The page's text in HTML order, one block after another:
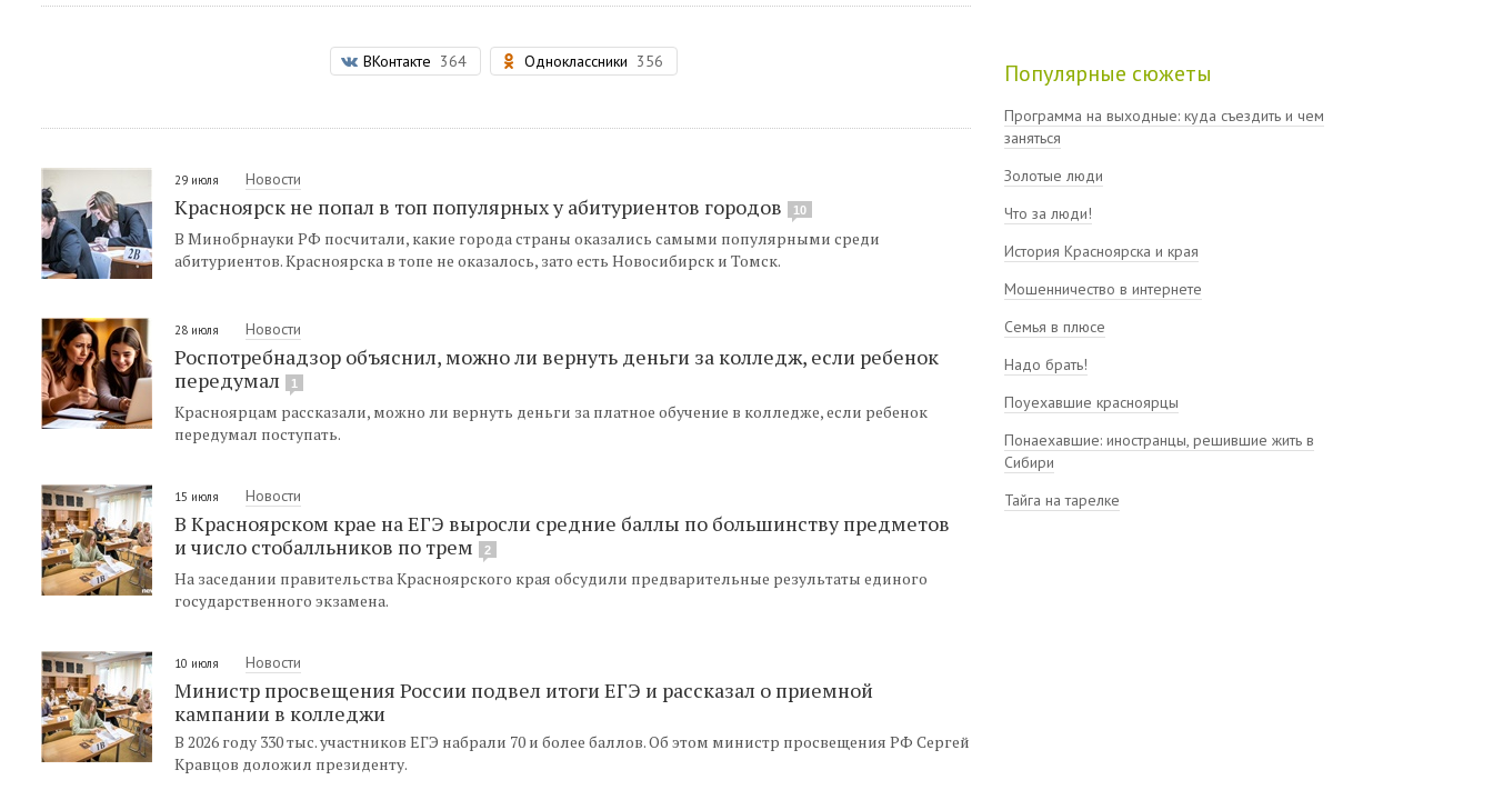
ВКонтакте 364 Одноклассники 356
29 июля Новости
Красноярск не попал в топ популярных у абитуриентов городов 10
В Минобрнауки РФ посчитали, какие города страны оказались самыми популярными среди
абитуриентов. Красноярска в топе не оказалось, зато есть Новосибирск и Томск.
28 июля Новости
Роспотребнадзор объяснил, можно ли вернуть деньги за колледж, если ребенок
передумал
1
Красноярцам рассказали, можно ли вернуть деньги за платное обучение в колледже, если ребенок
передумал поступать.
15 июля Новости
В Красноярском крае на ЕГЭ выросли средние баллы по большинству предметов
и число стобалльников по трем
2
На заседании правительства Красноярского края обсудили предварительные результаты единого
государственного экзамена.
10 июля Новости
Министр просвещения России подвел итоги ЕГЭ и рассказал о приемной
кампании в колледжи
В 2026 году 330 тыс. участников ЕГЭ набрали 70 и более баллов. Об этом министр просвещения РФ Сергей
Кравцов доложил президенту.
Популярные сюжеты
Программа на выходные: куда съездить и чем
заняться
Золотые люди
Что за люди!
История Красноярска и края
Мошенничество в интернете
Семья в плюсе
Надо брать!
Поуехавшие красноярцы
Понаехавшие: иностранцы, решившие жить в
Сибири
Тайга на тарелке